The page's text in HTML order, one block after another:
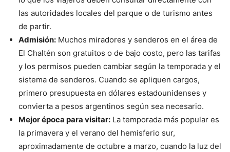
las autoridades locales del parque o de turismo antes
de partir.
Admisión: Muchos miradores y senderos en el área de
El Chaltén son gratuitos o de bajo costo, pero las tarifas
y los permisos pueden cambiar según la temporada y el
sistema de senderos. Cuando se apliquen cargos,
primero presupuesta en dólares estadounidenses y
convierta a pesos argentinos según sea necesario.
Mejor época para visitar: La temporada más popular es
la primavera y el verano del hemisferio sur,
aproximadamente de octubre a marzo, cuando la luz del